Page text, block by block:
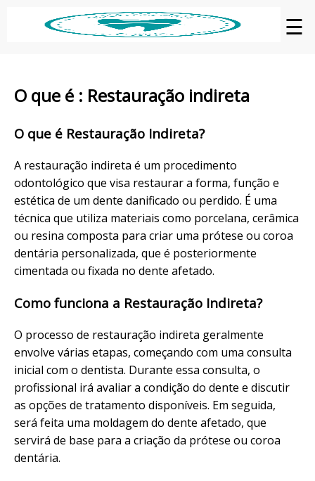
☰
O que é : Restauração indireta
O que é Restauração Indireta?
A restauração indireta é um procedimento
odontológico que visa restaurar a forma, função e
estética de um dente danificado ou perdido. É uma
técnica que utiliza materiais como porcelana, cerâmica
ou resina composta para criar uma prótese ou coroa
dentária personalizada, que é posteriormente
cimentada ou fixada no dente afetado.
Como funciona a Restauração Indireta?
O processo de restauração indireta geralmente
envolve várias etapas, começando com uma consulta
inicial com o dentista. Durante essa consulta, o
profissional irá avaliar a condição do dente e discutir
as opções de tratamento disponíveis. Em seguida,
será feita uma moldagem do dente afetado, que
servirá de base para a criação da prótese ou coroa
dentária.